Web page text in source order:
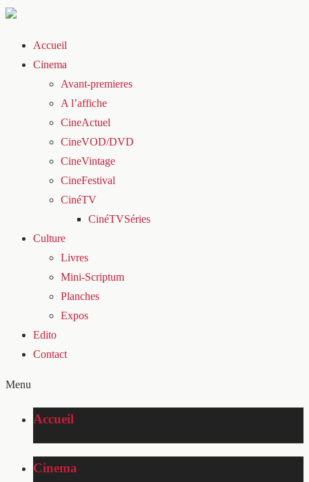
Accueil
Cinema
Avant-premieres
A l’affiche
CineActuel
CineVOD/DVD
CineVintage
CineFestival
CinéTV
CinéTVSéries
Culture
Livres
Mini-Scriptum
Planches
Expos
Edito
Contact
Menu
Accueil
Cinema